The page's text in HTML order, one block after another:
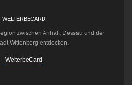
WELTERBECARD
zwischen Anhalt, Dessau und der
Wittenberg entdecken.
WelterbeCard